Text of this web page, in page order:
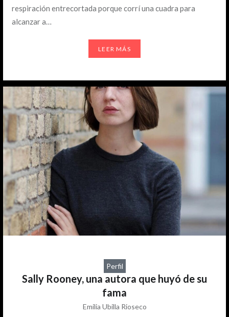
respiración entrecortada porque corrí una cuadra para
alcanzar a…
LEER MÁS
Perfil
Sally Rooney, una autora que huyó de su
fama
Emilia Ubilla Rioseco